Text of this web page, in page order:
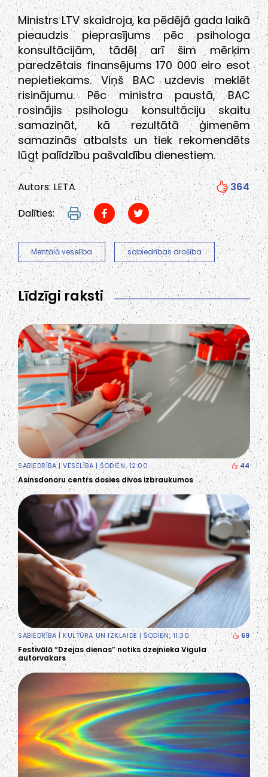
Ministrs LTV skaidroja, ka pēdējā gada laikā
pieaudzis pieprasījums pēc psihologa
konsultācijām, tādēļ arī šim mērķim
paredzētais finansējums 170 000 eiro esot
nepietiekams. Viņš BAC uzdevis meklēt
risinājumu. Pēc ministra paustā, BAC
rosinājis psihologu konsultāciju skaitu
samazināt, kā rezultātā ģimenēm
samazinās atbalsts un tiek rekomendēts
lūgt palīdzību pašvaldību dienestiem.
Autors: LETA
364
Dalīties:
Mentālā veselība sabiedrības drošība
Līdzīgi raksti
SABIEDRĪBA|VESELĪBA | ŠODIEN, 12:00 44
Asinsdonoru centrs dosies divos izbraukumos
SABIEDRĪBA| KULTŪRA UN IZKLAIDE| ŠODIEN, 11:30 69
Festivālā “Dzejas dienas” notiks dzejnieka Vigula
autorvakars